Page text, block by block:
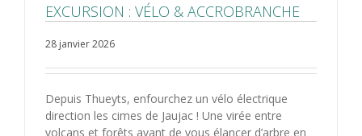
EXCURSION : VÉLO & ACCROBRANCHE
28 janvier 2026
Depuis Thueyts, enfourchez un vélo électrique
direction les cimes de Jaujac ! Une virée entre
volcans et forêts avant de vous élancer d’arbre en